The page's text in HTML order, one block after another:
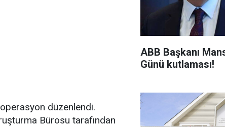
düzenlendi.
Bürosu tarafından
ABB Başkanı
Günü kutlaması!